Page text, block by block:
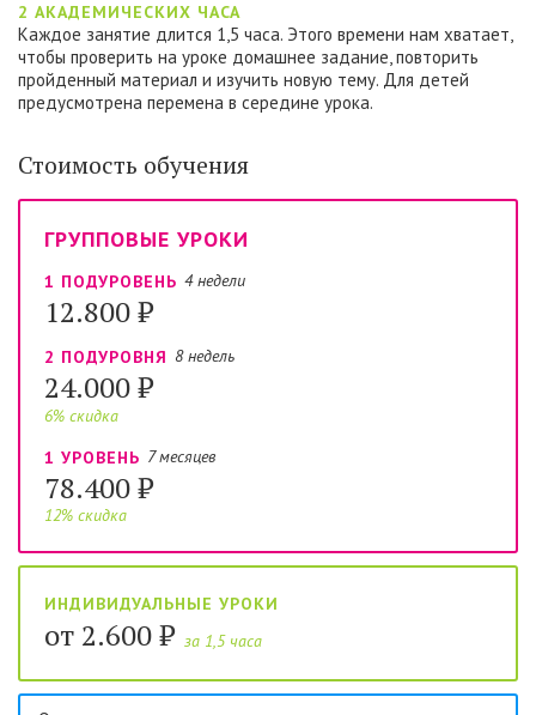
2 АКАДЕМИЧЕСКИХ ЧАСА
Каждое занятие длится 1,5 часа. Этого времени нам хватает,
чтобы проверить на уроке домашнее задание, повторить
пройденный материал и изучить новую тему. Для детей
предусмотрена перемена в середине урока.
Стоимость обучения
ГРУППОВЫЕ УРОКИ
1 ПОДУРОВЕНЬ 4 недели
12.800 ₽
2 ПОДУРОВНЯ 8 недель
24.000 ₽
6% скидка
1 УРОВЕНЬ 7 месяцев
78.400 ₽
12% скидка
ИНДИВИДУАЛЬНЫЕ УРОКИ
от 2.600 ₽ за 1,5 часа